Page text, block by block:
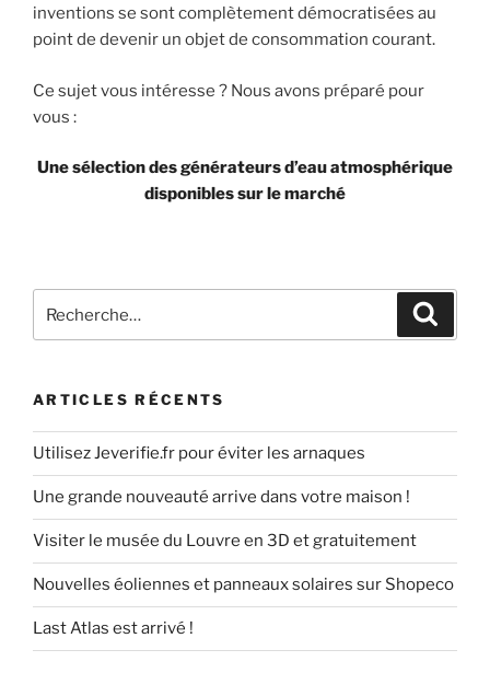
inventions se sont complètement démocratisées au
point de devenir un objet de consommation courant.
Ce sujet vous intéresse ? Nous avons préparé pour
vous :
Une sélection des générateurs d’eau atmosphérique
disponibles sur le marché
pour
ARTICLES RÉCENTS
Utilisez Jeverifie.fr pour éviter les arnaques
Une grande nouveauté arrive dans votre maison !
Visiter le musée du Louvre en 3D et gratuitement
Nouvelles éoliennes et panneaux solaires sur Shopeco
Last Atlas est arrivé !